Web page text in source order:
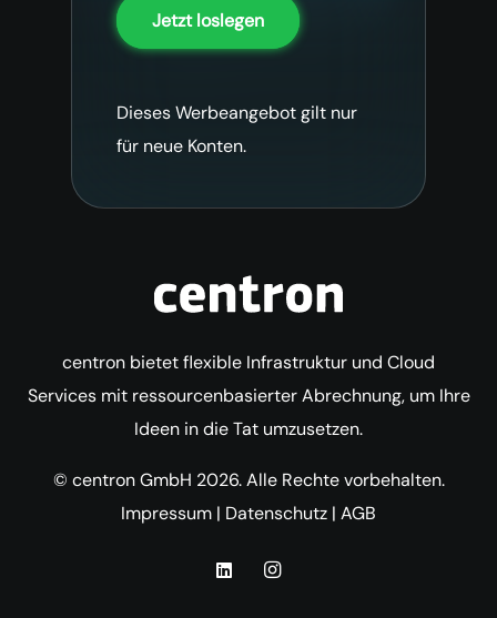
Jetzt loslegen
Dieses Werbeangebot gilt nur
für neue Konten.
centron bietet flexible Infrastruktur und Cloud
Services mit ressourcenbasierter Abrechnung, um Ihre
Ideen in die Tat umzusetzen.
© centron GmbH 2026. Alle Rechte vorbehalten.
Impressum | Datenschutz | AGB